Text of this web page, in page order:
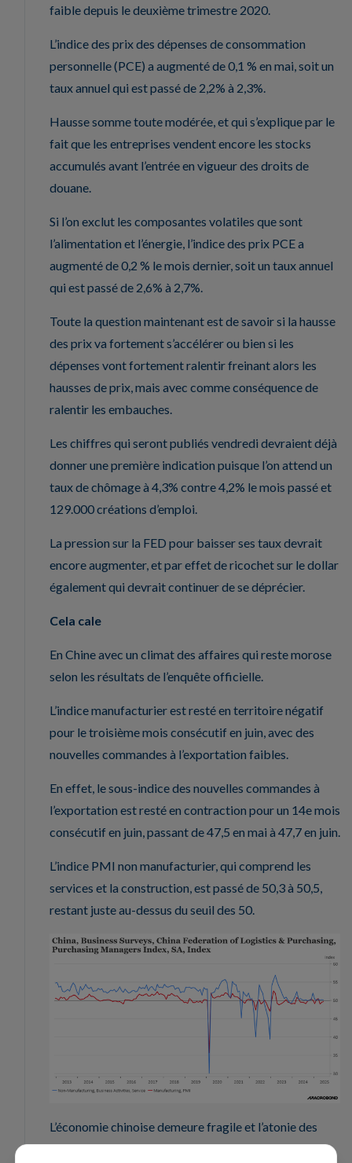
faible depuis le deuxième trimestre 2020.
L’indice des prix des dépenses de consommation
personnelle (PCE) a augmenté de 0,1 % en mai, soit un
taux annuel qui est passé de 2,2% à 2,3%.
Hausse somme toute modérée, et qui s’explique par le
fait que les entreprises vendent encore les stocks
accumulés avant l’entrée en vigueur des droits de
douane.
Si l’on exclut les composantes volatiles que sont
l’alimentation et l’énergie, l’indice des prix PCE a
augmenté de 0,2 % le mois dernier, soit un taux annuel
qui est passé de 2,6% à 2,7%.
Toute la question maintenant est de savoir si la hausse
des prix va fortement s’accélérer ou bien si les
dépenses vont fortement ralentir freinant alors les
hausses de prix, mais avec comme conséquence de
ralentir les embauches.
Les chiffres qui seront publiés vendredi devraient déjà
donner une première indication puisque l’on attend un
taux de chômage à 4,3% contre 4,2% le mois passé et
129.000 créations d’emploi.
La pression sur la FED pour baisser ses taux devrait
encore augmenter, et par effet de ricochet sur le dollar
également qui devrait continuer de se déprécier.
Cela cale
En Chine avec un climat des affaires qui reste morose
selon les résultats de l’enquête officielle.
L’indice manufacturier est resté en territoire négatif
pour le troisième mois consécutif en juin, avec des
nouvelles commandes à l’exportation faibles.
En effet, le sous-indice des nouvelles commandes à
l’exportation est resté en contraction pour un 14e mois
consécutif en juin, passant de 47,5 en mai à 47,7 en juin.
L’indice PMI non manufacturier, qui comprend les
services et la construction, est passé de 50,3 à 50,5,
restant juste au-dessus du seuil des 50.
L’économie chinoise demeure fragile et l’atonie des
exportations met à mal tout le modèle de croissance,